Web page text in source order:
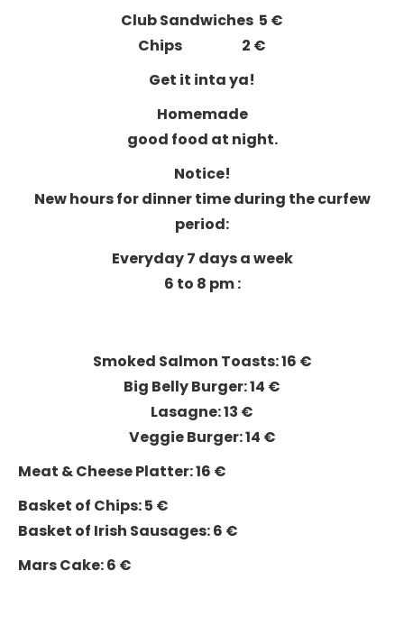
Club Sandwiches 5 €
Chips 2 €
Get it inta ya!
Homemade
good food at night.
Notice!
New hours for dinner time during the curfew
period:
Everyday 7 days a week
6 to 8 pm :
Smoked Salmon Toasts: 16 €
Big Belly Burger: 14 €
Lasagne: 13 €
Veggie Burger: 14 €
Meat & Cheese Platter: 16 €
Basket of Chips: 5 €
Basket of Irish Sausages: 6 €
Mars Cake: 6 €